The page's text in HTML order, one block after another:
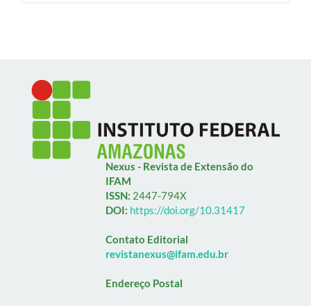
Nexus - Revista de Extensão do
IFAM
ISSN: 2447-794X
DOI: https://doi.org/10.31417
Contato Editorial
revistanexus@ifam.edu.br
Endereço Postal